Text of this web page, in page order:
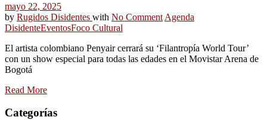
mayo 22, 2025
by Rugidos Disidentes with No Comment Agenda
DisidenteEventosFoco Cultural
El artista colombiano Penyair cerrará su ‘Filantropía World Tour’
con un show especial para todas las edades en el Movistar Arena de
Bogotá
Read More
Categorías